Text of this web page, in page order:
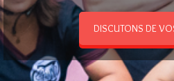
DISCUTONS DE